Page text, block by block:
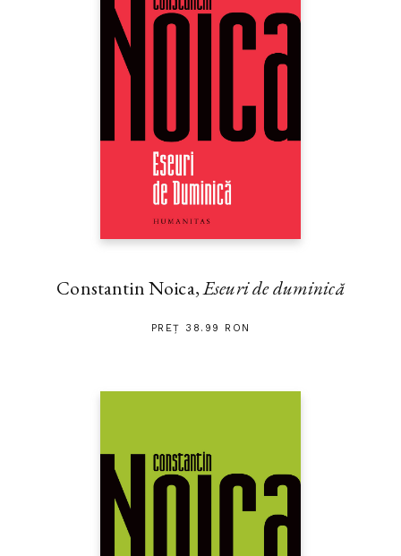
Constantin Noica,Eseuri de duminică
PREȚ 38.99 RON